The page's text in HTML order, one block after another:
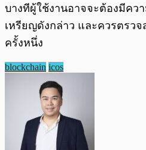
บางทีผู้ใช้งานอาจจะต้องมีคว
เหรียญดังกล่าว และควรตรว
ครั้งหนึ่ง
blockchain icos